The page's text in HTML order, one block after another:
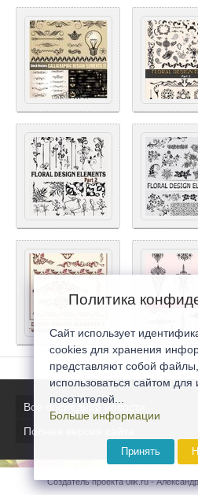
Все последние новости
Полная версия сайта
Создатель проекта 0lik.ru -
Политика
Сайт использует
cookies для хранения
представляют собой
использоваться сайтом
посетителей...
Больше информации
Принять